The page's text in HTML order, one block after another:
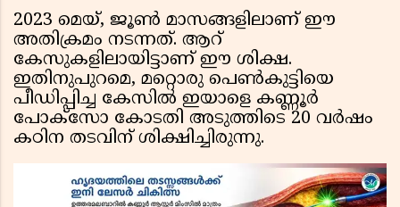
2023 മെയ്, ജൂൺ മാസങ്ങളിലാണ് ഈ
അതിക്രമം നടന്നത്. ആറ്
കേസുകളിലായിട്ടാണ് ഈ ശിക്ഷ.
ഇതിനുപുറമെ, മറ്റൊരു പെൺകുട്ടിയെ
പീഡിപ്പിച്ച കേസിൽ ഇയാളെ കണ്ണൂർ
പോക്സോ കോടതി അടുത്തിടെ 20 വർഷം
കഠിന തടവിന് ശിക്ഷിച്ചിരുന്നു.